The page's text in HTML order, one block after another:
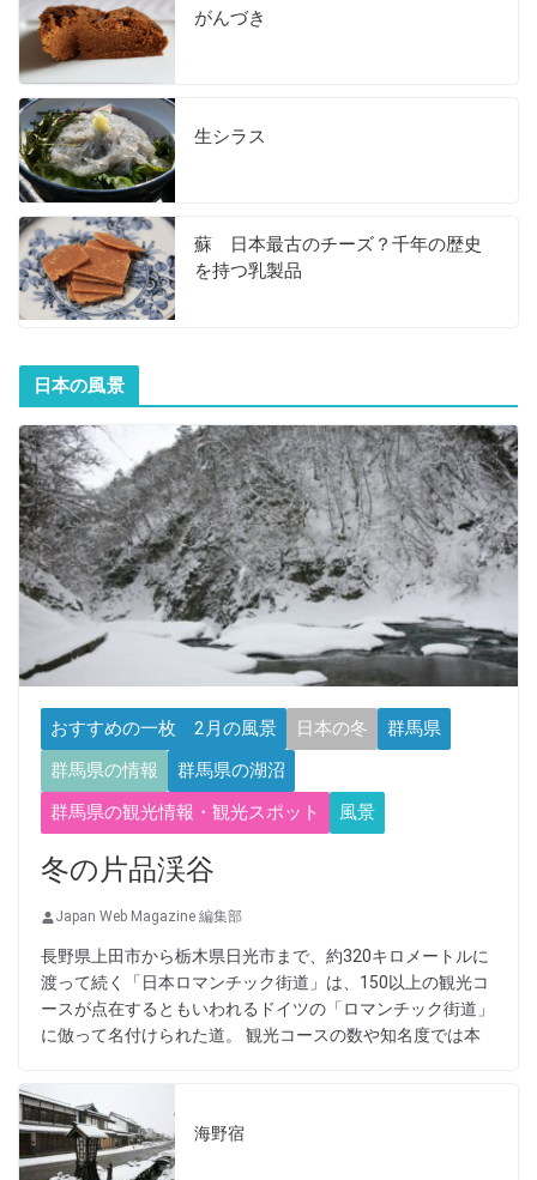
がんづき
生シラス
蘇 日本最古のチーズ？千年の歴史
を持つ乳製品
日本の風景
おすすめの一枚 2月の風景 日本の冬
群馬県
群馬県の情報
群馬県の湖沼
群馬県の観光情報・観光スポット
風景
冬の片品渓谷
Japan Web Magazine 編集部
長野県上田市から栃木県日光市まで、約320キロメートルに
渡って続く「日本ロマンチック街道」は、150以上の観光コ
ースが点在するともいわれるドイツの「ロマンチック街道」
に倣って名付けられた道。 観光コースの数や知名度では本
海野宿